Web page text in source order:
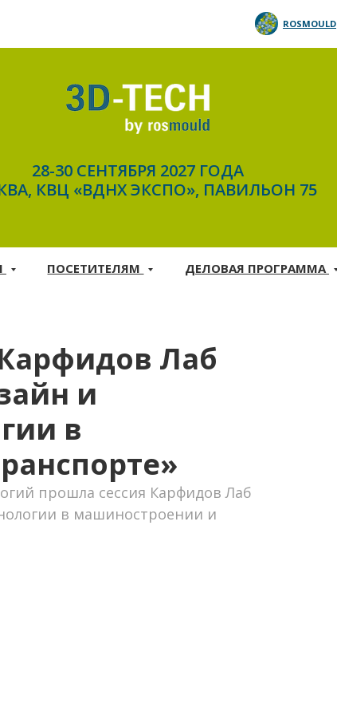
ROSMOULD
28-30 СЕНТЯБРЯ 2027 ГОДА
КВЦ «ВДНХ ЭКСПО», ПАВИЛЬОН 75
ПОСЕТИТЕЛЯМ ДЕЛОВАЯ ПРОГРАММА
Лаб
и
в
прошла сессия Карфидов Лаб
в машиностроении и